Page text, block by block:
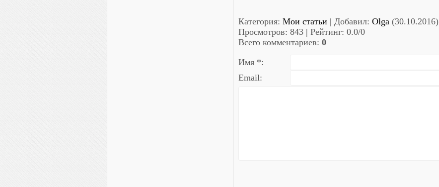
Категория: Мои статьи | Добавил: Olga(30.10.2016)
Просмотров: 843 | Рейтинг: 0.0/0
Всего комментариев: 0
Имя *:
Email: